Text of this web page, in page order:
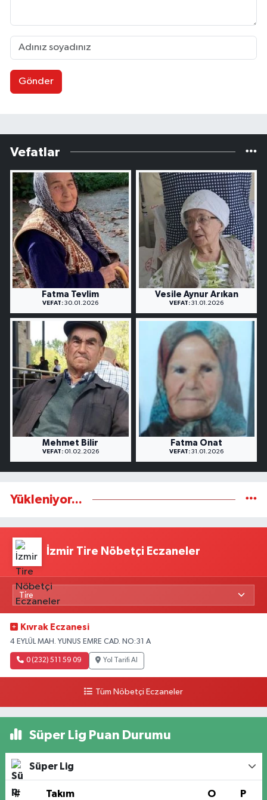
Gönder
Vefatlar
Fatma Tevlim
VEFAT: 30.01.2026
Vesile Aynur Arıkan
VEFAT: 31.01.2026
Mehmet Bilir
VEFAT:01.02.2026
Fatma Onat
VEFAT: 31.01.2026
Yükleniyor...
İzmir Tire Nöbetçi Eczaneler
Kıvrak Eczanesi
4 EYLÜL MAH. YUNUS EMRE CAD. NO:31 A
0 (232) 511 59 09 Yol Tarifi Al
Tüm Nöbetçi Eczaneler
Süper Lig Puan Durumu
Süper Lig
# Takım O P